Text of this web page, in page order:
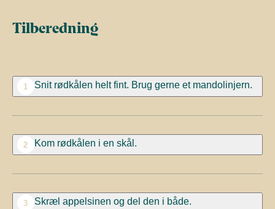
Tilberedning
1 Snit rødkålen helt fint. Brug gerne et mandolinjern.
2 Kom rødkålen i en skål.
3 Skræl appelsinen og del den i både.